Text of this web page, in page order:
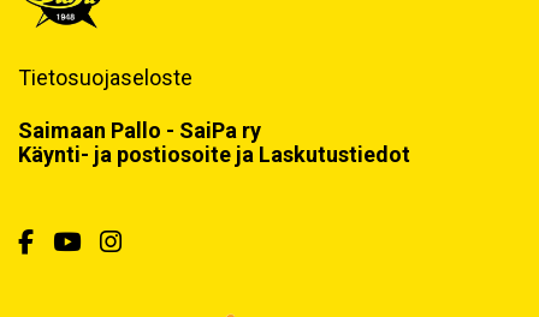
Tietosuojaseloste
Saimaan Pallo - SaiPa ry
Käynti- ja postiosoite ja Laskutustiedot